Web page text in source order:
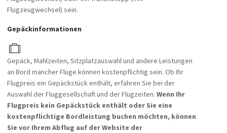
Flugzeugwechsel) sein.
Gepäckinformationen
Gepäck, Mahlzeiten, Sitzplatzauswahl und andere Leistungen
an Bord mancher Flüge können kostenpflichtig sein. Ob Ihr
Flugpreis ein Gepäckstück enthält, erfahren Sie bei der
Auswahl der Fluggesellschaft und der Flugzeiten. Wenn Ihr
Flugpreis kein Gepäckstück enthält oder Sie eine
kostenpflichtige Bordleistung buchen möchten, können
Sie vor Ihrem Abflug auf der Website der